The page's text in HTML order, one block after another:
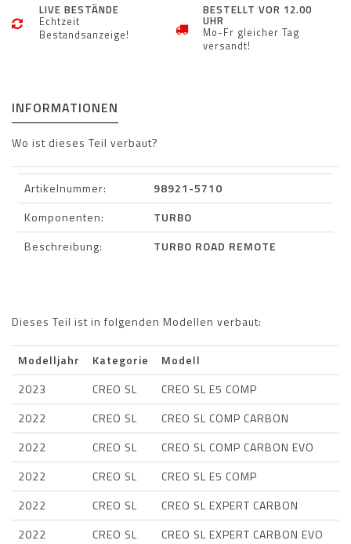
LIVE BESTÄNDE
Echtzeit
Bestandsanzeige!
BESTELLT VOR 12.00
UHR
Mo-Fr gleicher Tag
versandt!
INFORMATIONEN
Wo ist dieses Teil verbaut?
Artikelnummer:
98921-5710
Komponenten:
TURBO
Beschreibung:
TURBO ROAD REMOTE
Dieses Teil ist in folgenden Modellen verbaut:
Modelljahr Kategorie
Modell
2023
CREO SL
CREO SL E5 COMP
2022
CREO SL
CREO SL COMP CARBON
2022
CREO SL
CREO SL COMP CARBON EVO
2022
CREO SL
CREO SL E5 COMP
2022
CREO SL
CREO SL EXPERT CARBON
2022
CREO SL CREO SL EXPERT CARBON EVO